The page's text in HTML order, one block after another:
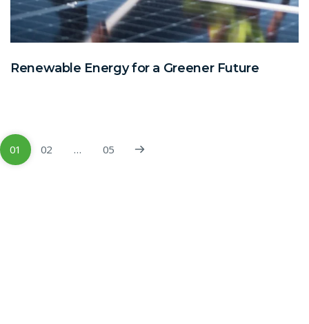
Renewable Energy for a Greener Future
01 02 … 05